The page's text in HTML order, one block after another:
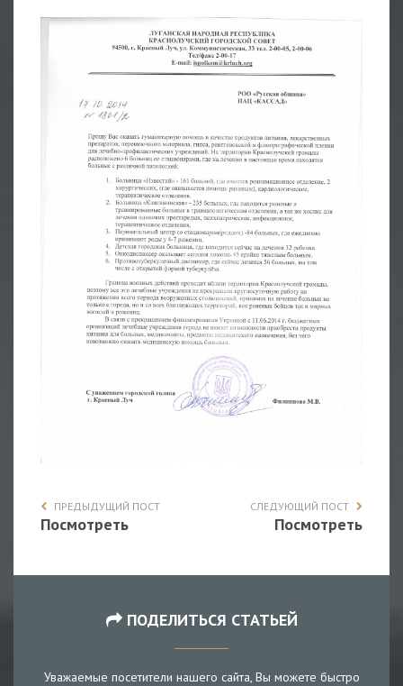
ПРЕДЫДУЩИЙ ПОСТ
Посмотреть
СЛЕДУЮЩИЙ ПОСТ
Посмотреть
ПОДЕЛИТЬСЯ СТАТЬЕЙ
Уважаемые посетители нашего сайта, Вы можете быстро